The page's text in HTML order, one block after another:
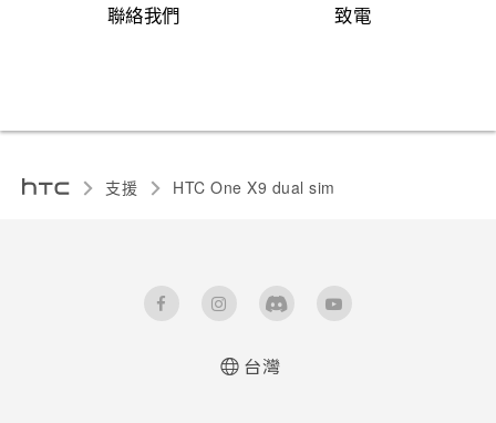
聯絡我們 致電
支援 HTC One X9 dual sim‎
台灣